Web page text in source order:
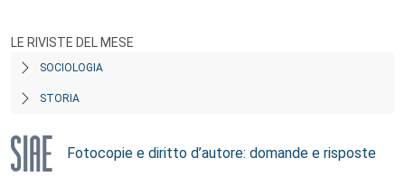
LE RIVISTE DEL MESE
SOCIOLOGIA
STORIA
Fotocopie e diritto d’autore: domande e risposte